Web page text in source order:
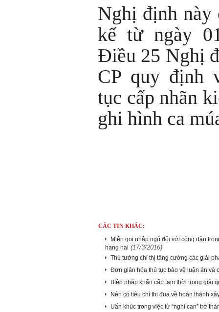
Nghị định này
kể từ ngày
Điều 25 Nghị
CP quy định
tục cấp nhãn
ghi hình ca
CÁC TIN KHÁC:
Miễn gọi nhập ngũ đối với công dân
hạng hai (17/3/2016)
Thủ tướng chỉ thị tăng cường các giải
Đơn giản hóa thủ tục bảo vệ luận án và
Biện pháp khẩn cấp tạm thời trong giải
Nên có tiêu chí thi đua về hoàn thành
Uẩn khúc trong việc từ “nghi can” trở